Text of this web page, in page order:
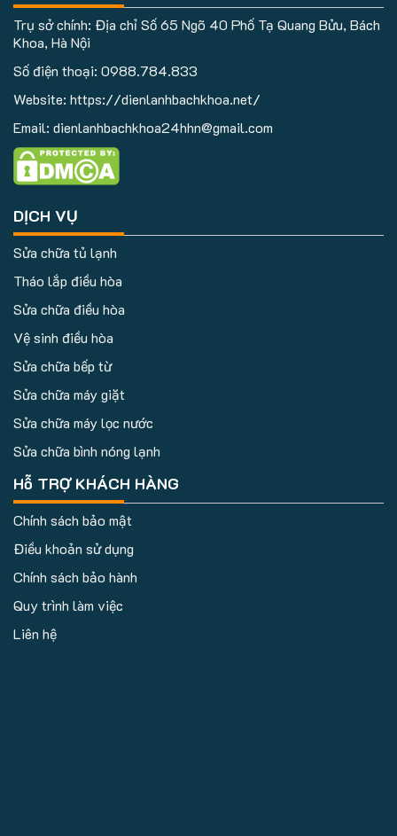
Trụ sở chính: Địa chỉ Số 65 Ngõ 40 Phố Tạ Quang Bửu, Bách
Khoa, Hà Nội
Số điện thoại: 0988.784.833
Website: https://dienlanhbachkhoa.net/
Email: dienlanhbachkhoa24hhn@gmail.com
DỊCH VỤ
Sửa chữa tủ lạnh
Tháo lắp điều hòa
Sửa chữa điều hòa
Vệ sinh điều hòa
Sửa chữa bếp từ
Sửa chữa máy giặt
Sửa chữa máy lọc nước
Sửa chữa bình nóng lạnh
Hỗ TRỢ KHÁCH HÀNG
Chính sách bảo mật
Điều khoản sử dụng
Chính sách bảo hành
Quy trình làm việc
Liên hệ